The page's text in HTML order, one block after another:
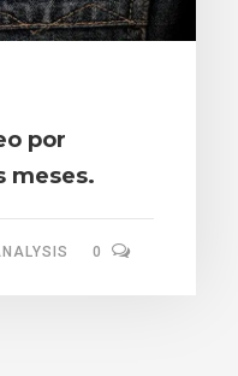
por
meses.
0